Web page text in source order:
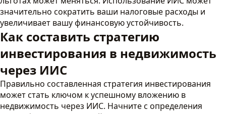
значительно сократить ваши налоговые расходы и
увеличивает вашу финансовую устойчивость.
Как составить стратегию
инвестирования в недвижимость
через ИИС
Правильно составленная стратегия инвестирования
может стать ключом к успешному вложению в
недвижимость через ИИС. Начните с определения